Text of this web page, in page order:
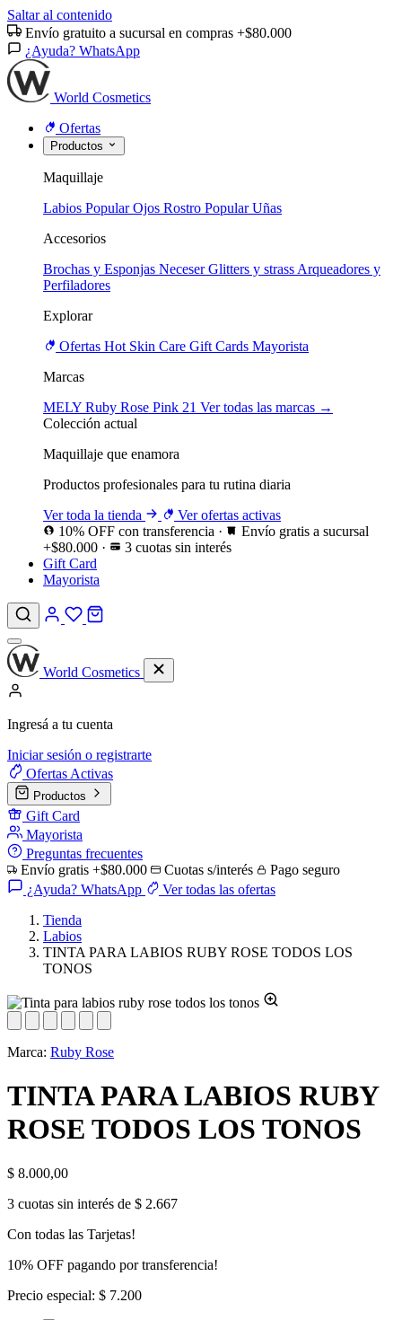
Saltar al contenido
Envío gratuito a sucursal en compras +$80.000
¿Ayuda? WhatsApp
World Cosmetics
Ofertas
Productos
Maquillaje
Labios Popular Ojos Rostro Popular Uñas
Accesorios
Brochas y Esponjas NeceserGlitters y strass Arqueadores y
Perfiladores
Explorar
Ofertas Hot Skin Care Gift Cards Mayorista
Marcas
MELY Ruby Rose Pink 21 Ver todas las marcas →
Colección actual
Maquillaje que enamora
Productos profesionales para tu rutina diaria
Ver toda la tienda
Ver ofertas activas
10% OFF con transferencia ·
Envío gratis a sucursal
+$80.000 ·
3 cuotas sin interés
Gift Card
Mayorista
World Cosmetics
Ingresá a tu cuenta
Iniciar sesión o registrarte
Ofertas Activas
Productos
Gift Card
Mayorista
Preguntas frecuentes
Envío gratis +$80.000
Cuotas s/interés
Pago seguro
¿Ayuda? WhatsApp
Ver todas las ofertas
Tienda
Labios
TINTA PARA LABIOS RUBY ROSE TODOS LOS
TONOS
Marca: Ruby Rose
TINTA PARA LABIOS RUBY
ROSE TODOS LOS TONOS
$ 8.000,00
3 cuotas sin interés de $ 2.667
Con todas las Tarjetas!
10% OFF pagando por transferencia!
Precio especial: $ 7.200